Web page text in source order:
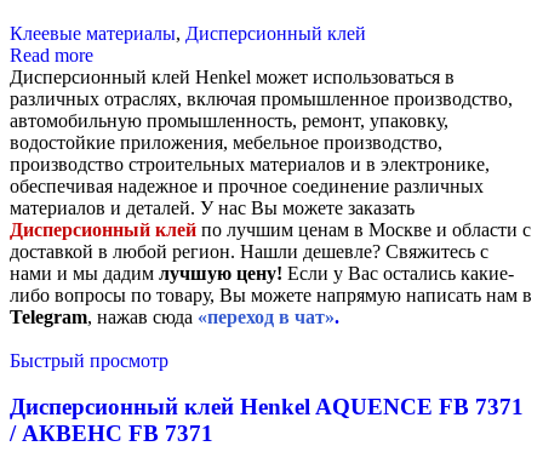
Клеевые материалы, Дисперсионный клей
Read more
Дисперсионный клей Henkel может использоваться в
различных отраслях, включая промышленное производство,
автомобильную промышленность, ремонт, упаковку,
водостойкие приложения, мебельное производство,
производство строительных материалов и в электронике,
обеспечивая надежное и прочное соединение различных
материалов и деталей. У нас Вы можете заказать
Дисперсионный клей по лучшим ценам в Москве и области с
доставкой в любой регион. Нашли дешевле? Свяжитесь с
нами и мы дадим лучшую цену! Если у Вас остались какие-
либо вопросы по товару, Вы можете напрямую написать нам в
Telegram, нажав сюда «переход в чат».
Быстрый просмотр
Дисперсионный клей Henkel AQUENCE FB 7371
/ АКВЕНС FB 7371